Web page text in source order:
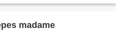
madame